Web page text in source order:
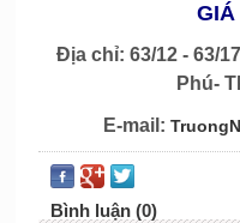
GIÁ
Địa chỉ: 63/12 - 63/
Phú-
E-mail:
Bình luận (0)